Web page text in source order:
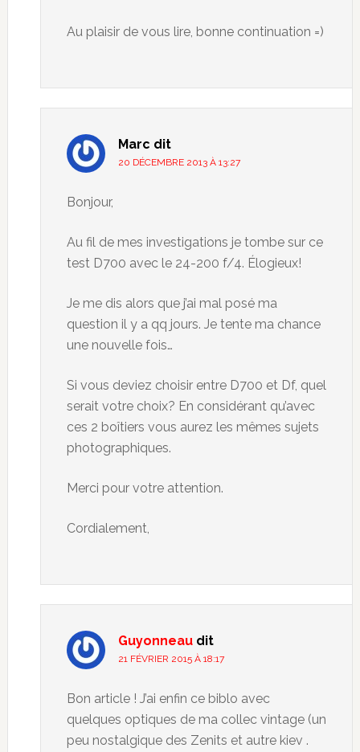
Au plaisir de vous lire, bonne continuation =)
Marc dit
20 DÉCEMBRE 2013 À 13:27
Bonjour,
Au fil de mes investigations je tombe sur ce
test D700 avec le 24-200 f/4. Élogieux!
Je me dis alors que j’ai mal posé ma
question il y a qq jours. Je tente ma chance
une nouvelle fois…
Si vous deviez choisir entre D700 et Df, quel
serait votre choix? En considérant qu’avec
ces 2 boîtiers vous aurez les mêmes sujets
photographiques.
Merci pour votre attention.
Cordialement,
Guyonneau dit
21 FÉVRIER 2015 À 18:17
Bon article ! J’ai enfin ce biblo avec
quelques optiques de ma collec vintage (un
peu nostalgique des Zenits et autre kiev .